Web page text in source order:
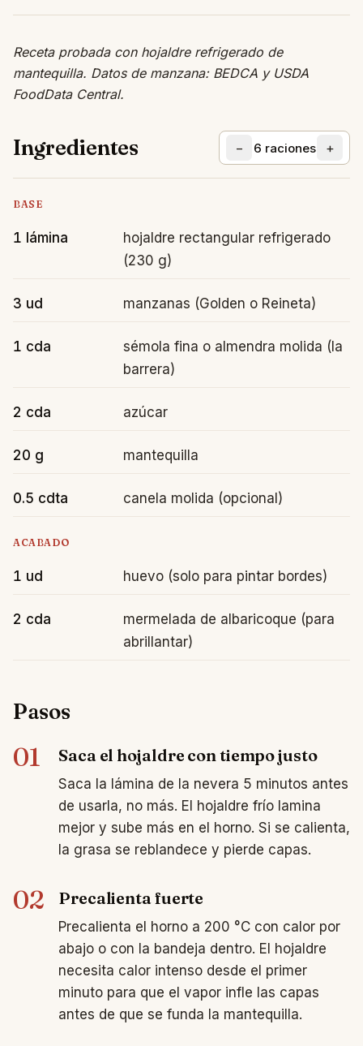
Receta probada con hojaldre refrigerado de
mantequilla. Datos de manzana: BEDCA y USDA
FoodData Central.
Ingredientes − 6 raciones +
BASE
1 lámina
hojaldre rectangular refrigerado
(230 g)
3 ud manzanas (Golden o Reineta)
1 cda
sémola fina o almendra molida (la
barrera)
2 cda azúcar
20 g mantequilla
0.5 cdta canela molida (opcional)
ACABADO
1 ud huevo (solo para pintar bordes)
2 cda
mermelada de albaricoque (para
abrillantar)
Pasos
01 Saca el hojaldre con tiempo justo
Saca la lámina de la nevera 5 minutos antes
de usarla, no más. El hojaldre frío lamina
mejor y sube más en el horno. Si se calienta,
la grasa se reblandece y pierde capas.
02 Precalienta fuerte
Precalienta el horno a 200 °C con calor por
abajo o con la bandeja dentro. El hojaldre
necesita calor intenso desde el primer
minuto para que el vapor infle las capas
antes de que se funda la mantequilla.